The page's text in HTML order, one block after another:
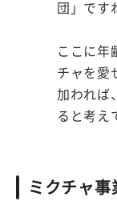
団」です
ここに年
チャを愛
加われば
ると考え
ミクチャ事